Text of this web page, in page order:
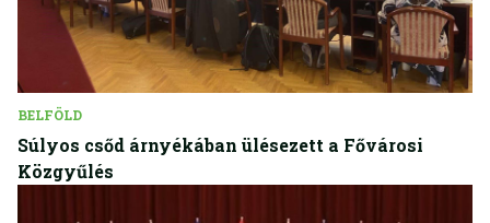
BELFÖLD
Súlyos csőd árnyékában ülésezett a Fővárosi
Közgyűlés